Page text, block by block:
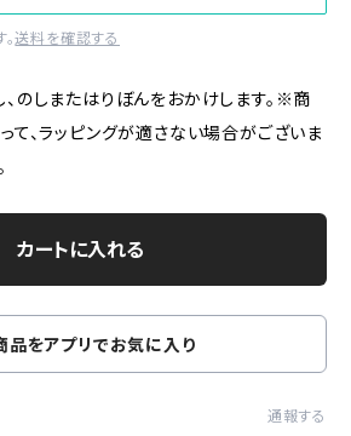
送料を確認する
のしまたはりぼんをおかけします。※商
て、ラッピングが適さない場合がございま
カートに入れる
品をアプリでお気に入り
通報する